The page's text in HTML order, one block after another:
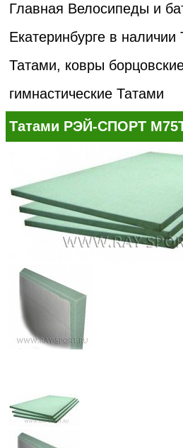
Главная Велосипеды и
Екатеринбурге в наличии
Татами, ковры
гимнастические Татами
Татами РЭЙ-СПОРТ